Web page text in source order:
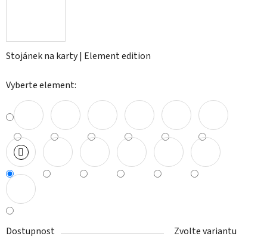
Stojánek na karty | Element edition
Vyberte element:
Dostupnost
Zvolte variantu